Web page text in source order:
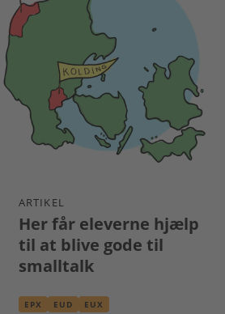
ARTIKEL
Her får eleverne hjælp
til at blive gode til
smalltalk
EPX EUD EUX